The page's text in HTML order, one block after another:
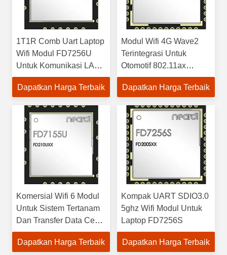
1T1R Comb Uart Laptop
Wifi Modul FD7256U
Untuk Komunikasi LAN
Wireless
Dapatkan Harga Terbaik
Modul Wifi 4G Wave2
Terintegrasi Untuk
Otomotif 802.11ax
FD7255S
Dapatkan Harga Terbaik
Komersial Wifi 6 Modul
Untuk Sistem Tertanam
Dan Transfer Data Cepat
FD7155U
Dapatkan Harga Terbaik
Kompak UART SDIO3.0
5ghz Wifi Modul Untuk
Laptop FD7256S
Dapatkan Harga Terbaik